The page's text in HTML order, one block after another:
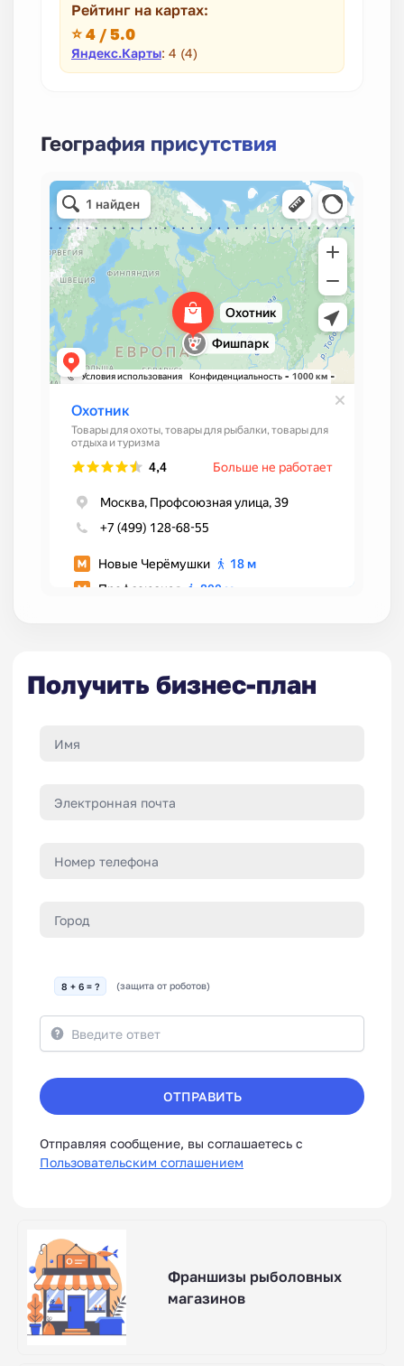
Рейтинг на картах:
⭐ 4 / 5.0
Яндекс.Карты: 4 (4)
География присутствия
Получить бизнес-план
8 + 6 = ? (защита от роботов)
ОТПРАВИТЬ
Отправляя сообщение, вы соглашаетесь с
Пользовательским соглашением
Франшизы рыболовных
магазинов